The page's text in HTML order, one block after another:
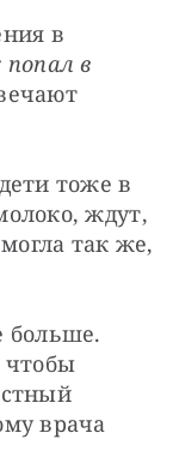
в
попал в
тоже в
ждут,
так же,
больше.
чтобы
врача